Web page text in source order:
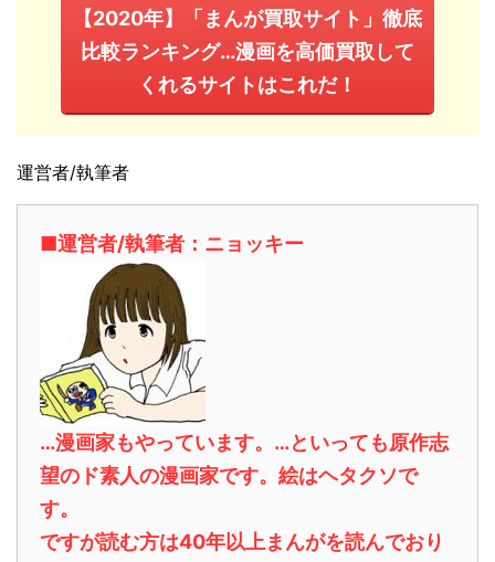
【2020年】「まんが買取サイト」徹底
比較ランキング…漫画を高価買取して
くれるサイトはこれだ！
運営者/執筆者
■運営者/執筆者：ニョッキー
…漫画家もやっています。…といっても原作志
望のド素人の漫画家です。絵はヘタクソで
す。
ですが読む方は40年以上まんがを読んでおり